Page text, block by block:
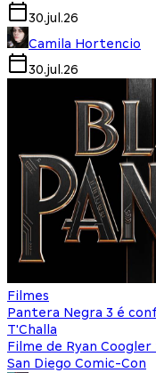
30.jul.26
Camila Hortencio
30.jul.26
Filmes
Pantera Negra 3 é
T'Challa
Filme de Ryan
San Diego Comic-Con